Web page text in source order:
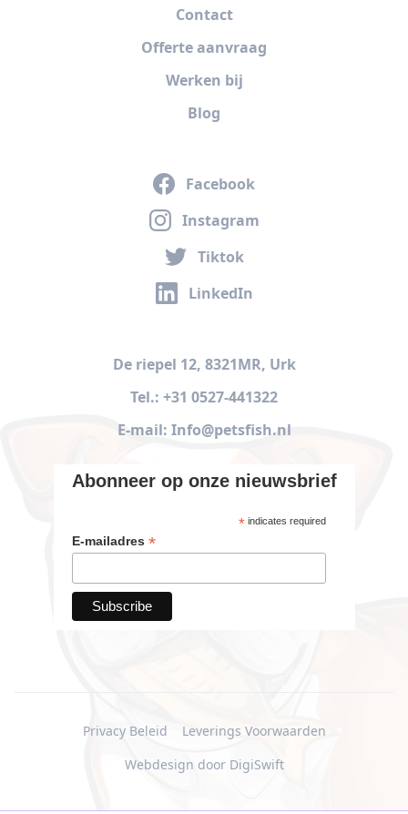
Contact
Offerte aanvraag
Werken bij
Blog
Facebook
Instagram
Tiktok
LinkedIn
De riepel 12, 8321MR, Urk
Tel.: +31 0527-441322
E-mail: Info@petsfish.nl
Abonneer op onze nieuwsbrief
*indicates required
E-mailadres *
Webdesign door DigiSwift
Privacy Beleid Leverings Voorwaarden